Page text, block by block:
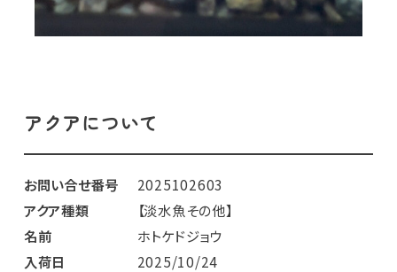
アクアについて
お問い合せ番号
2025102603
アクア種類
【淡水魚その他】
名前
ホトケドジョウ
入荷日
2025/10/24